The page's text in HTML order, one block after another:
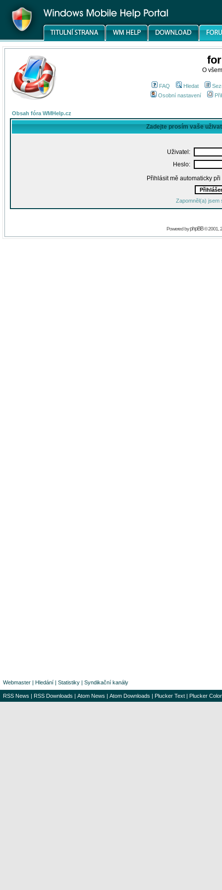
O
FAQ Hledat
Osobní nastavení
Obsah fóra WMHelp.cz
Zadejte prosím vaše
Uživatel:
Heslo:
Přihlásit mě automaticky
Zapomněl(a) jsem
Powered byphpBB© 2001,
Webmaster | Hledání | Statistiky | Syndikační kanály
RSS News | RSS Downloads | Atom News | Atom Downloads | Plucker Text | Plucker Color